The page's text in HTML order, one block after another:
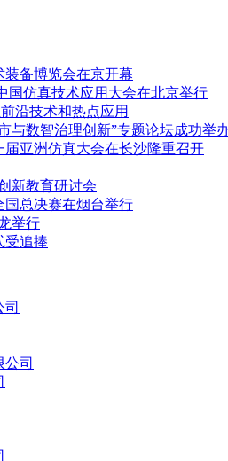
备博览会在京开幕
国仿真技术应用大会在北京举行
沿技术和热点应用
与数智治理创新”专题论坛成功举
亚洲仿真大会在长沙隆重召开
新教育研讨会
国总决赛在烟台举行
举行
受追捧
司